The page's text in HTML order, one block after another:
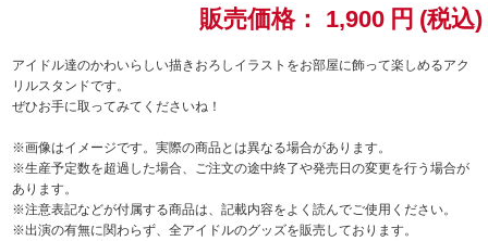
ラブライブ！シリーズ
ラブライブ！
ラブライブ！サンシャイン‼
ラブライブ！虹ヶ咲学園スクールアイドル同好会
販売価格： 1,900 円 (税込)
アイドル達のかわいらしい描きおろしイラストをお部屋に飾って楽しめるアク
リルスタンドです。
ぜひお手に取ってみてくださいね！
※画像はイメージです。実際の商品とは異なる場合があります。
※生産予定数を超過した場合、ご注文の途中終了や発売日の変更を行う場合が
あります。
※注意表記などが付属する商品は、記載内容をよく読んでご使用ください。
※出演の有無に関わらず、全アイドルのグッズを販売しております。